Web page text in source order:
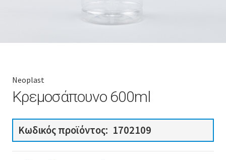
Neoplast
Κρεμοσάπουνο 600ml
Κωδικός προϊόντος: 1702109